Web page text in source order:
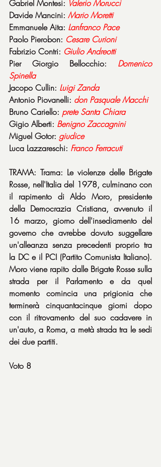
Gabriel Montesi: Valerio Morucci
Davide Mancini: Mario Moretti
Emmanuele Aita: Lanfranco Pace
Paolo Pierobon: Cesare Curioni
Fabrizio Contri: Giulio Andreotti
Pier Giorgio Bellocchio: Domenico
Spinella
Jacopo Cullin: Luigi Zanda
Antonio Piovanelli: don Pasquale Macchi
Bruno Cariello: prete Santa Chiara
Gigio Alberti: Benigno Zaccagnini
Miguel Gotor: giudice
Luca Lazzareschi: Franco Ferracuti
TRAMA: Trama: Le violenze delle Brigate
Rosse, nell'Italia del 1978, culminano con
il rapimento di Aldo Moro, presidente
della Democrazia Cristiana, avvenuto il
16 marzo, giorno dell'insediamento del
governo che avrebbe dovuto suggellare
un'alleanza senza precedenti proprio tra
la DC e il PCI (Partito Comunista Italiano).
Moro viene rapito dalle Brigate Rosse sulla
strada per il Parlamento e da quel
momento comincia una prigionia che
terminerà cinquantacinque giorni dopo
con il ritrovamento del suo cadavere in
un'auto, a Roma, a metà strada tra le sedi
dei due partiti.
Voto 8